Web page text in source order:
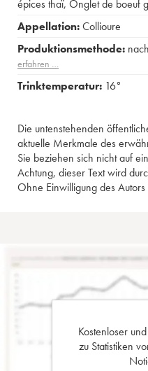
épices thaï, Onglet de boeuf
Appellation:Collioure
Produktionsmethode:
erfahren …
Trinktemperatur: 16°
Die untenstehenden
aktuelle Merkmale des
Sie beziehen sich nicht auf
Achtung, dieser Text wird
Ohne Einwilligung des
Kostenloser
zu Statistiken